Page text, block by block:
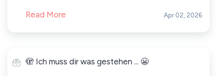
Read More Apr 02, 2026
🫣 Ich muss dir was gestehen ... 😬